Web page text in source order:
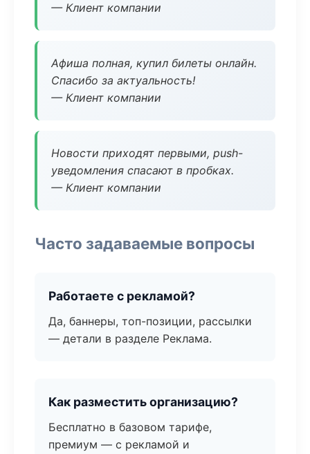
— Клиент компании
Афиша полная, купил билеты онлайн.
Спасибо за актуальность!
— Клиент компании
Новости приходят первыми, push-
уведомления спасают в пробках.
— Клиент компании
Часто задаваемые вопросы
Работаете с рекламой?
Да, баннеры, топ-позиции, рассылки
— детали в разделе Реклама.
Как разместить организацию?
Бесплатно в базовом тарифе,
премиум — с рекламой и